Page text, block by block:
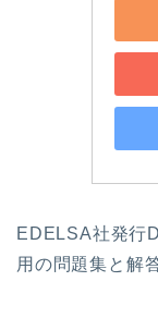
EDELSA社発行
用の問題集と解